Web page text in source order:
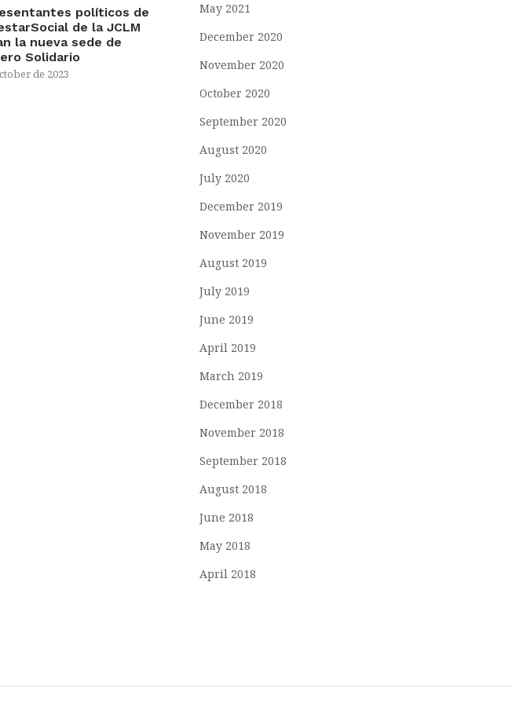
políticos de
de la JCLM
la nueva sede de
Solidario
de 2023
May 2021
December 2020
November 2020
October 2020
September 2020
August 2020
July 2020
December 2019
November 2019
August 2019
July 2019
June 2019
April 2019
March 2019
December 2018
November 2018
September 2018
August 2018
June 2018
May 2018
April 2018